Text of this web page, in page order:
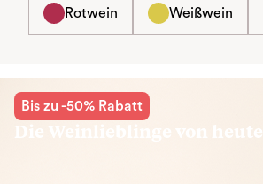
Rotwein Weißwein
Bis zu -50% Rabatt
Die Weinlieblinge von heute